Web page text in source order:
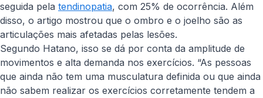
seguida pela tendinopatia, com 25% de ocorrência. Além
disso, o artigo mostrou que o ombro e o joelho são as
articulações mais afetadas pelas lesões.
Segundo Hatano, isso se dá por conta da amplitude de
movimentos e alta demanda nos exercícios. “As pessoas
que ainda não tem uma musculatura definida ou que ainda
não sabem realizar os exercícios corretamente tendem a